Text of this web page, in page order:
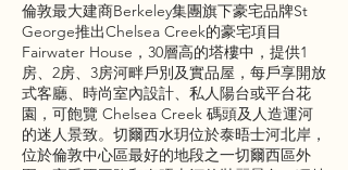
倫敦最大建商Berkeley集團旗下豪宅品牌St
George推出Chelsea Creek的豪宅項目
Fairwater House，30層高的塔樓中，提供1
房、2房、3房河畔戶別及實品屋，每戶享開放
式客廳、時尚室內設計、私人陽台或平台花
園，可飽覽 Chelsea Creek 碼頭及人造運河
的迷人景致。切爾西水玥位於泰晤士河北岸，
位於倫敦中心區最好的地段之一切爾西區外